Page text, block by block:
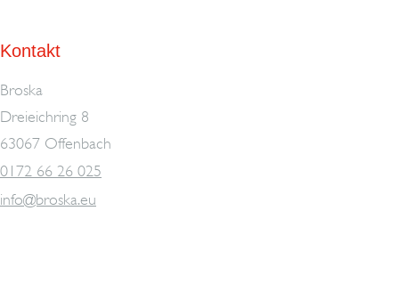
Kontakt
Broska
Dreieichring 8
63067 Offenbach
0172 66 26 025
info@broska.eu